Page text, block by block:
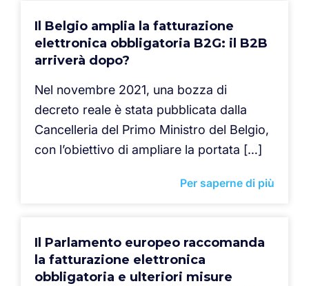
Il Belgio amplia la fatturazione
elettronica obbligatoria B2G: il B2B
arriverà dopo?
Nel novembre 2021, una bozza di
decreto reale è stata pubblicata dalla
Cancelleria del Primo Ministro del Belgio,
con l’obiettivo di ampliare la portata […]
Per saperne di più
Il Parlamento europeo raccomanda
la fatturazione elettronica
obbligatoria e ulteriori misure